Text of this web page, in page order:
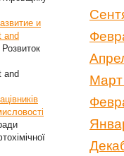
и
and
Розвиток
and